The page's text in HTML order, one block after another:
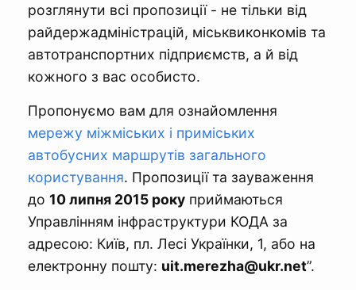
розглянути всі пропозиції - не тільки від
райдержадміністрацій, міськвиконкомів та
автотранспортних підприємств, а й від
кожного з вас особисто.
Пропонуємо вам для ознайомлення
мережу міжміських і приміських
автобусних маршрутів загального
користування. Пропозиції та зауваження
до 10 липня 2015 року приймаються
Управлінням інфраструктури КОДА за
адресою: Київ, пл. Лесі Українки, 1, або на
електронну пошту: uit.merezha@ukr.net”.